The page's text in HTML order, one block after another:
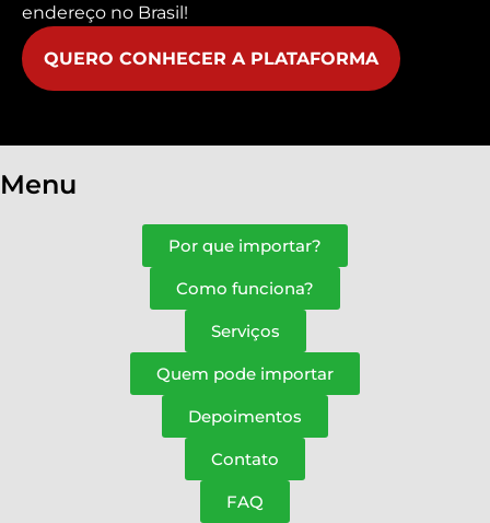
endereço no Brasil!
QUERO CONHECER A PLATAFORMA
Menu
Por que importar?
Como funciona?
Serviços
Quem pode importar
Depoimentos
Contato
FAQ